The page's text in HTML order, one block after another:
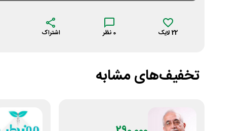
22 لایک 0 نظر اشتراک
تخفیف‌های مشابه